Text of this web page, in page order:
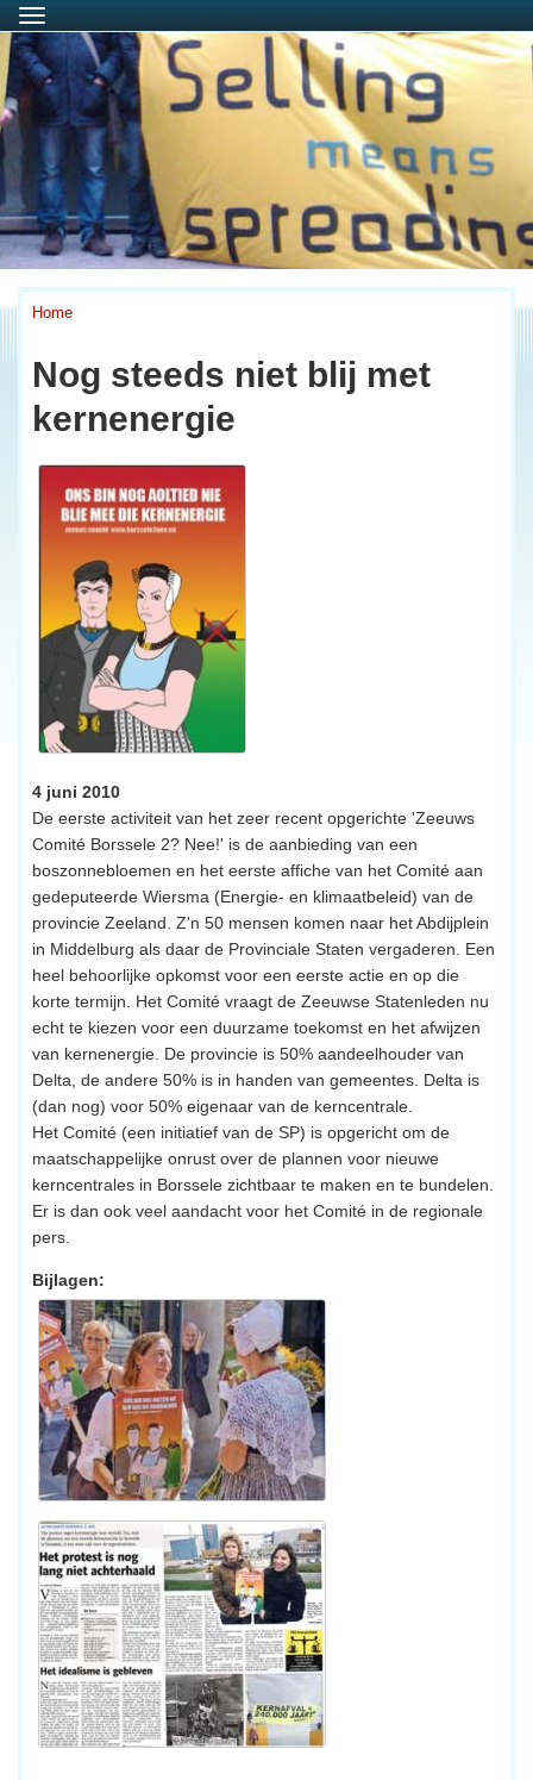
Menu
Home
Nog steeds niet blij met
kernenergie
4 juni 2010
De eerste activiteit van het zeer recent opgerichte 'Zeeuws
Comité Borssele 2? Nee!' is de aanbieding van een
boszonnebloemen en het eerste affiche van het Comité aan
gedeputeerde Wiersma (Energie- en klimaatbeleid) van de
provincie Zeeland. Z'n 50 mensen komen naar het Abdijplein
in Middelburg als daar de Provinciale Staten vergaderen. Een
heel behoorlijke opkomst voor een eerste actie en op die
korte termijn. Het Comité vraagt de Zeeuwse Statenleden nu
echt te kiezen voor een duurzame toekomst en het afwijzen
van kernenergie. De provincie is 50% aandeelhouder van
Delta, de andere 50% is in handen van gemeentes. Delta is
(dan nog) voor 50% eigenaar van de kerncentrale.
Het Comité (een initiatief van de SP) is opgericht om de
maatschappelijke onrust over de plannen voor nieuwe
kerncentrales in Borssele zichtbaar te maken en te bundelen.
Er is dan ook veel aandacht voor het Comité in de regionale
pers.
Bijlagen: